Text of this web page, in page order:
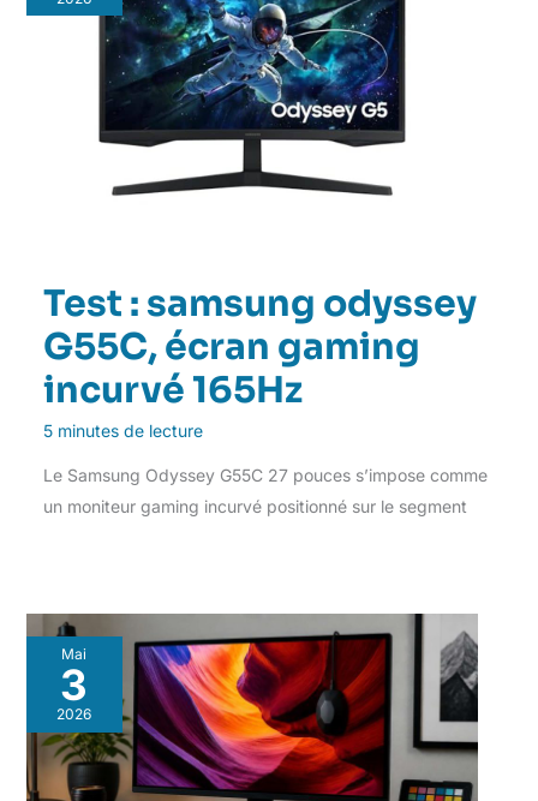
Test : samsung odyssey
G55C, écran gaming
incurvé 165Hz
5 minutes de lecture
Le Samsung Odyssey G55C 27 pouces s’impose comme
un moniteur gaming incurvé positionné sur le segment
Mai
3
2026